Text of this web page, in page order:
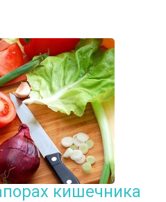
кишечника